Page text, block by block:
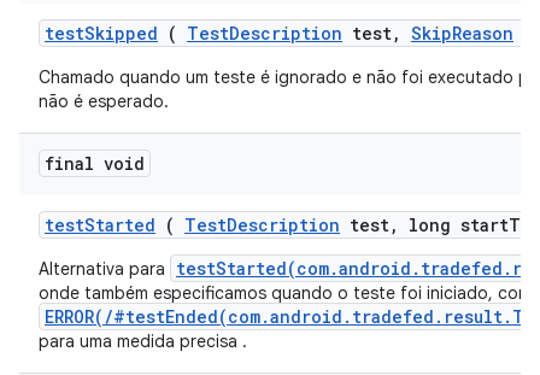
testSkipped ( TestDescription test, SkipReason
Chamado quando um teste é ignorado e não foi executado
não é esperado.
final void
testStarted ( TestDescription test, long start
Alternativa para
onde também especificamos quando o teste foi iniciado,
ERROR(/
para uma medida precisa .